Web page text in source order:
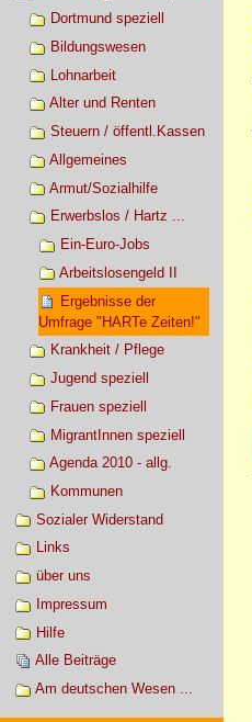
Dortmund speziell
Bildungswesen
Lohnarbeit
Alter und Renten
Steuern / öffentl.Kassen
Allgemeines
Armut/Sozialhilfe
Erwerbslos / Hartz ...
Ein-Euro-Jobs
Arbeitslosengeld II
Ergebnisse der
Umfrage "HARTe Zeiten!"
Krankheit / Pflege
Jugend speziell
Frauen speziell
MigrantInnen speziell
Agenda 2010 - allg.
Kommunen
Sozialer Widerstand
Links
über uns
Impressum
Hilfe
Alle Beiträge
Am deutschen Wesen ...